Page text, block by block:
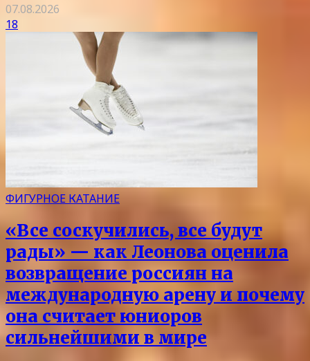
07.08.2026
18
ФИГУРНОЕ КАТАНИЕ
«Все соскучились, все будут
рады» — как Леонова оценила
возвращение россиян на
международную арену и почему
она считает юниоров
сильнейшими в мире